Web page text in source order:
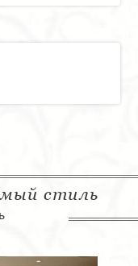
стиль